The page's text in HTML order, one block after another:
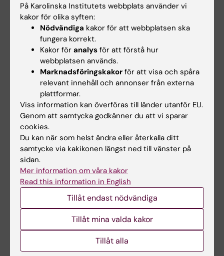
Dokument
Länkar
Lokalbokning för medarbetare
Hade du nytta av informationen på denna sida?
Yes
Innehållsgranskare:
Sidan uppdaterad:2025-08-18
På Karolinska Institutets webbplats använder vi
kakor för olika syften:
Nödvändiga kakor för att webbplatsen ska
fungera korrekt.
Kakor för analys för att förstå hur
webbplatsen används.
Marknadsföringskakor för att visa och spåra
relevant innehåll och annonser från externa
plattformar.
Viss information kan överföras till länder utanför EU.
Genom att samtycka godkänner du att vi sparar
cookies.
Du kan när som helst ändra eller återkalla ditt
samtycke via kakikonen längst ned till vänster på
sidan.
Mer information om våra kakor
Read this information in English
Tillåt endast nödvändiga
Tillåt mina valda kakor
Tillåt alla